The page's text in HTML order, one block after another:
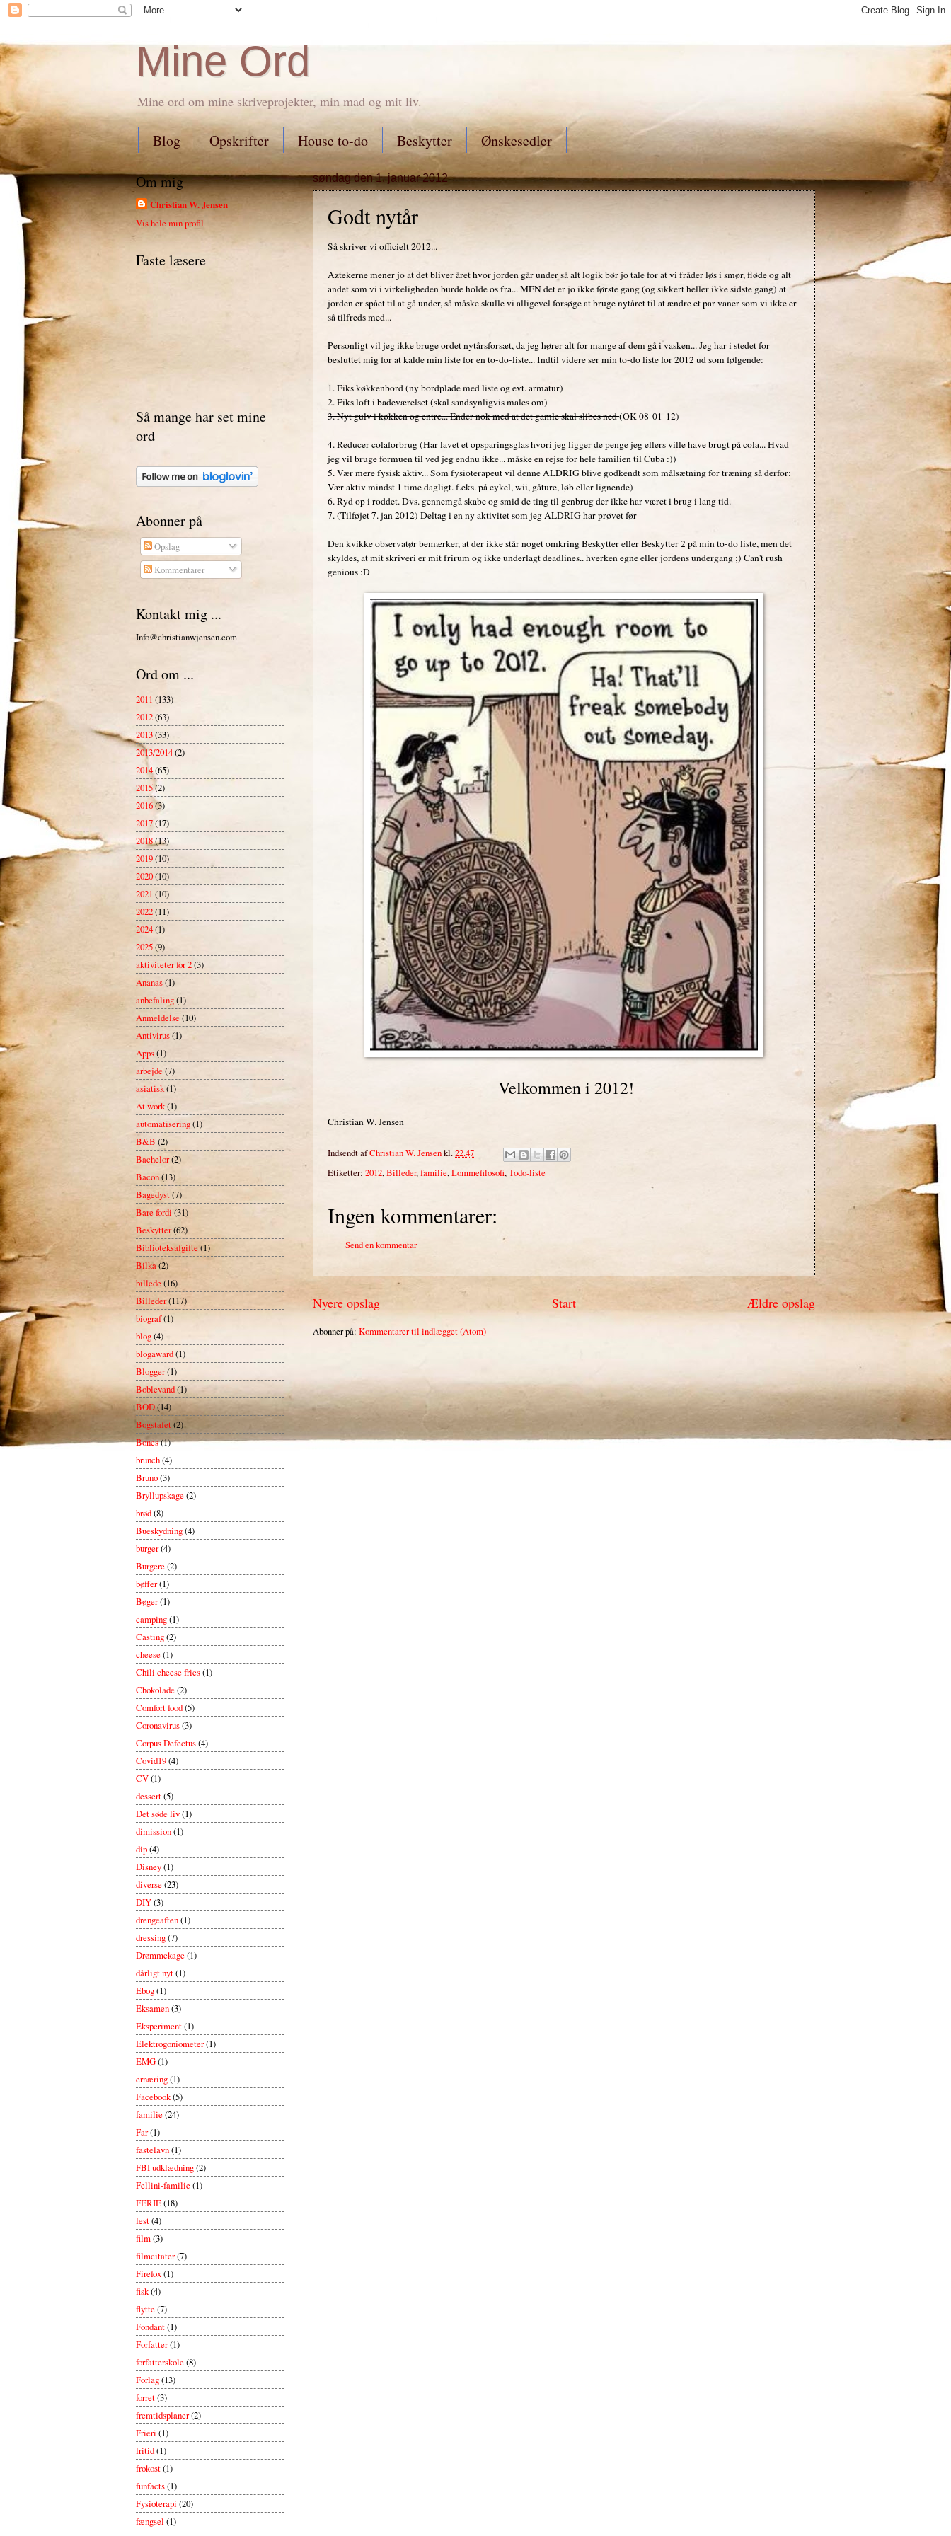
Mine Ord
Mine ord om mine skriveprojekter, min mad og mit liv.
Blog Opskrifter House to-do Beskytter Ønskesedler
søndag den 1. januar 2012
Godt nytår
Så skriver vi officielt 2012...
Aztekerne mener jo at det bliver året hvor jorden går under så alt logik bør jo tale for at vi fråder løs i smør, fløde og alt
andet som vi i virkeligheden burde holde os fra... MEN det er jo ikke første gang (og sikkert heller ikke sidste gang) at
jorden er spået til at gå under, så måske skulle vi alligevel forsøge at bruge nytåret til at ændre et par vaner som vi ikke er
så tilfreds med...
Personligt vil jeg ikke bruge ordet nytårsforsæt, da jeg hører alt for mange af dem gå i vasken... Jeg har i stedet for
besluttet mig for at kalde min liste for en to-do-liste... Indtil videre ser min to-do liste for 2012 ud som følgende:
1. Fiks køkkenbord (ny bordplade med liste og evt. armatur)
2. Fiks loft i badeværelset (skal sandsynligvis males om)
3. Nyt gulv i køkken og entre... Ender nok med at det gamle skal slibes ned(OK 08-01-12)
4. Reducer colaforbrug (Har lavet et opsparingsglas hvori jeg ligger de penge jeg ellers ville have brugt på cola... Hvad
jeg vil bruge formuen til ved jeg endnu ikke... måske en rejse for hele familien til Cuba :))
5.Vær mere fysisk aktiv... Som fysioterapeut vil denne ALDRIG blive godkendt som målsætning for træning så derfor:
Vær aktiv mindst 1 time dagligt. f.eks. på cykel, wii, gåture, løb eller lignende)
6. Ryd op i roddet. Dvs. gennemgå skabe og smid de ting til genbrug der ikke har været i brug i lang tid.
7. (Tilføjet 7. jan 2012) Deltag i en ny aktivitet som jeg ALDRIG har prøvet før
Den kvikke observatør bemærker, at der ikke står noget omkring Beskytter eller Beskytter 2 på min to-do liste, men det
skyldes, at mit skriveri er mit frirum og ikke underlagt deadlines.. hverken egne eller jordens undergang ;) Can't rush
genious :D
Velkommen i 2012!
Christian W. Jensen
Indsendt afChristian W. Jensenkl.22.47
Etiketter: 2012,Billeder,familie,Lommefilosofi,Todo-liste
Ingen kommentarer:
Send en kommentar
Nyere opslag Ældre opslag
Start
Abonner på: Kommentarer til indlægget (Atom)
Om mig
Christian W. Jensen
Vis hele min profil
Faste læsere
Så mange har set mine
ord
Abonner på
Opslag
Kommentarer
Kontakt mig ...
Info@christianwjensen.com
Ord om ...
2011 (133)
2012(63)
2013(33)
2013/2014(2)
2014(65)
2015(2)
2016(3)
2017(17)
2018(13)
2019(10)
2020(10)
2021 (10)
2022(11)
2024(1)
2025(9)
aktiviteter for 2(3)
Ananas(1)
anbefaling(1)
Anmeldelse(10)
Antivirus(1)
Apps(1)
arbejde(7)
asiatisk(1)
At work(1)
automatisering(1)
B&B (2)
Bachelor(2)
Bacon(13)
Bagedyst(7)
Bare fordi (31)
Beskytter(62)
Biblioteksafgifte(1)
Bilka(2)
billede (16)
Billeder(117)
biograf(1)
blog(4)
blogaward(1)
Blogger(1)
Boblevand(1)
BOD(14)
Bogstafet(2)
Bones(1)
brunch(4)
Bruno(3)
Bryllupskage(2)
brød(8)
Bueskydning(4)
burger(4)
Burgere(2)
bøffer(1)
Bøger(1)
camping(1)
Casting(2)
cheese(1)
Chili cheese fries(1)
Chokolade(2)
Comfort food(5)
Coronavirus(3)
Corpus Defectus(4)
Covid19(4)
CV(1)
dessert(5)
Det søde liv(1)
dimission(1)
dip(4)
Disney(1)
diverse(23)
DIY(3)
drengeaften(1)
dressing(7)
Drømmekage(1)
dårligt nyt(1)
Ebog(1)
Eksamen(3)
Eksperiment(1)
Elektrogoniometer(1)
EMG(1)
ernæring(1)
Facebook(5)
familie(24)
Far(1)
fastelavn(1)
FBI udklædning(2)
Fellini-familie(1)
FERIE(18)
fest(4)
film(3)
filmcitater(7)
Firefox(1)
fisk(4)
flytte(7)
Fondant(1)
Forfatter(1)
forfatterskole(8)
Forlag(13)
forret(3)
fremtidsplaner(2)
Frieri (1)
fritid(1)
frokost(1)
funfacts(1)
Fysioterapi (20)
fængsel (1)